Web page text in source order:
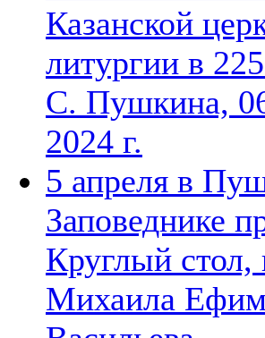
Казанской
литургии в
С. Пушкина,
2024 г.
5 апреля в
Заповеднике
Круглый стол,
Михаила